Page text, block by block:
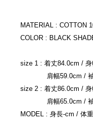
MATERIAL : COTTON
COLOR : BLACK
size 1 : 着丈84.0cm /
肩幅59.0cm / 袖
size 2 : 着丈86.0cm /
肩幅65.0cm / 袖
MODEL : 身長-cm / 体